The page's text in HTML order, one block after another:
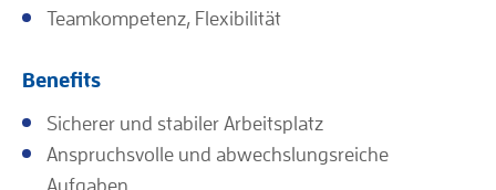
Teamkompetenz, Flexibilität
Benefits
Sicherer und stabiler Arbeitsplatz
Anspruchsvolle und abwechslungsreiche
Aufgaben